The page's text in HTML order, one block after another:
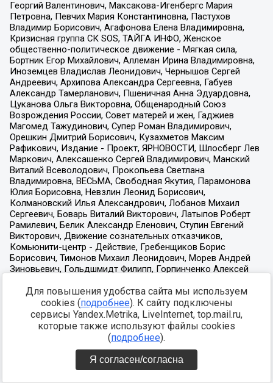
Для повышения удобства сайта мы используем
cookies (подробнее). К сайту подключены
сервисы Yandex.Metrika, LiveInternet, top.mail.ru,
которые также используют файлы cookies
(подробнее).
Я согласен/согласна